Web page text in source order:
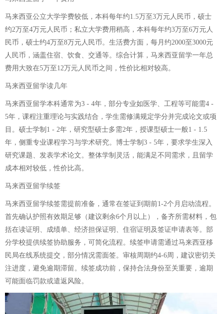
马来西亚公立大学学费较低，本科每年约1.5万至3万元人民币，硕士
约2万至4万元人民币；私立大学费用稍高，本科每年约3万至6万元人
民币，硕士约4万至8万元人民币。生活费方面，每月约2000至3000元
人民币，涵盖住宿、饮食、交通等。综合计算，马来西亚留学一年总
费用大致在5万至12万元人民币之间，性价比相对较高。
马来西亚留学读几年
马来西亚留学本科通常为3 - 4年，部分专业如医学、工程等可能需4 -
5年，课程注重理论与实践结合，学生需修满规定学分并完成论文或项
目。硕士学制1 - 2年，研究型硕士多需2年，授课型硕士一般1 - 1.5
年，侧重专业课程学习与学术研究。博士学制3 - 5年，要求学生深入
研究课题、发表学术论文。整体学制灵活，能满足不同需求，且留学
成本相对较低，性价比高。
马来西亚留学续签
马来西亚留学续签需提前准备，通常在签证到期前1-2个月启动流程。
首先确认护照有效期足够（建议剩余6个月以上），备齐所需材料，包
括在读证明、成绩单、经济担保证明、住宿证明及签证申请表等。部
分学校提供续签协助服务，可简化流程。续签申请需通过马来西亚移
民局在线系统提交，部分情况需面签。审核周期约4-6周，建议密切关
注进度，避免逾期滞留。续签成功前，保持合法身份至关重要，逾期
可能面临罚款或遣返风险。